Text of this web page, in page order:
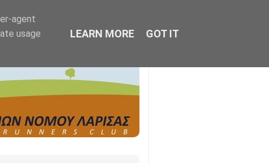
agent
usage
LEARN MORE GOT IT